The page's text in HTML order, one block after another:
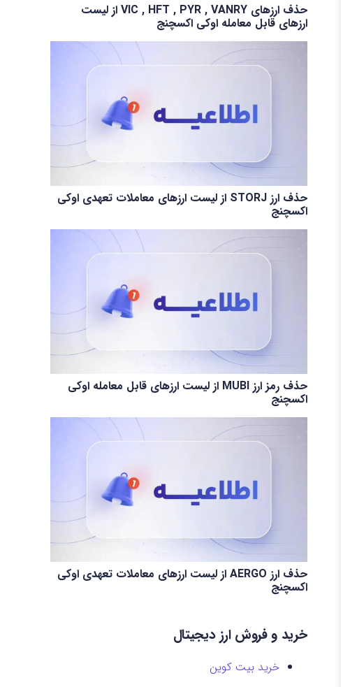
حذف ارزهای VIC , HFT , PYR , VANRY از لیست
ارزهای قابل معامله اوکی اکسچنج
حذف ارز STORJ از لیست ارزهای معاملات تعهدی اوکی
اکسچنج
حذف رمز ارز MUBI از لیست ارزهای قابل معامله اوکی
اکسچنج
حذف ارز AERGO از لیست ارزهای معاملات تعهدی اوکی
اکسچنج
خرید و فروش ارز دیجیتال
خرید بیت کوین